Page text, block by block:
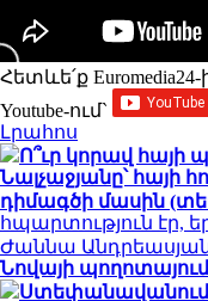
Հետևե՛ք Euromedia24-
Youtube-ում`
Լրահոս
Ո՞ւր կորավ
Նալչաջյանը՝ հայի
դիմագծի մասին
հպարտություն էր,
Ժաննա
Նովայի
Ստեփանավանում